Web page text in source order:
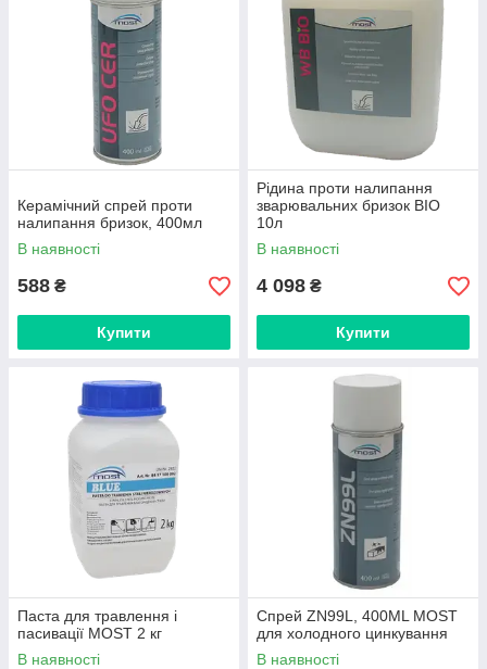
Керамічний спрей проти
налипання бризок, 400мл
В наявності
588 ₴
Купити
Рідина проти налипання
зварювальних бризок BIO
10л
В наявності
4 098 ₴
Купити
Паста для травлення і
пасивації MOST 2 кг
В наявності
Спрей ZN99L, 400ML MOST
для холодного цинкування
В наявності